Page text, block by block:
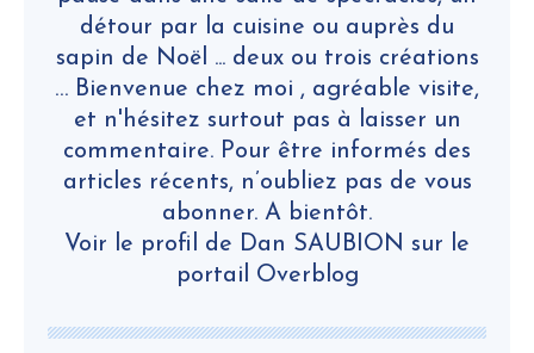
détour par la cuisine ou auprès du
sapin de Noël ... deux ou trois créations
… Bienvenue chez moi , agréable visite,
et n'hésitez surtout pas à laisser un
commentaire. Pour être informés des
articles récents, n’oubliez pas de vous
abonner. A bientôt.
Voir le profil de Dan SAUBION sur le
portail Overblog